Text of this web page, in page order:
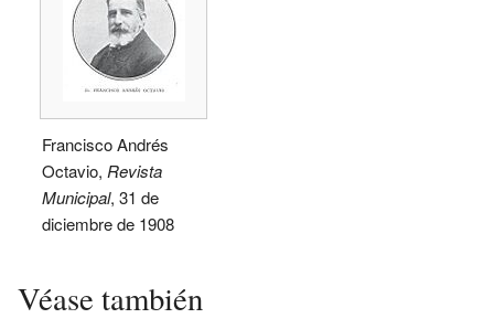
Francisco Andrés
Octavio, Revista
Municipal, 31 de
diciembre de 1908
Véase también